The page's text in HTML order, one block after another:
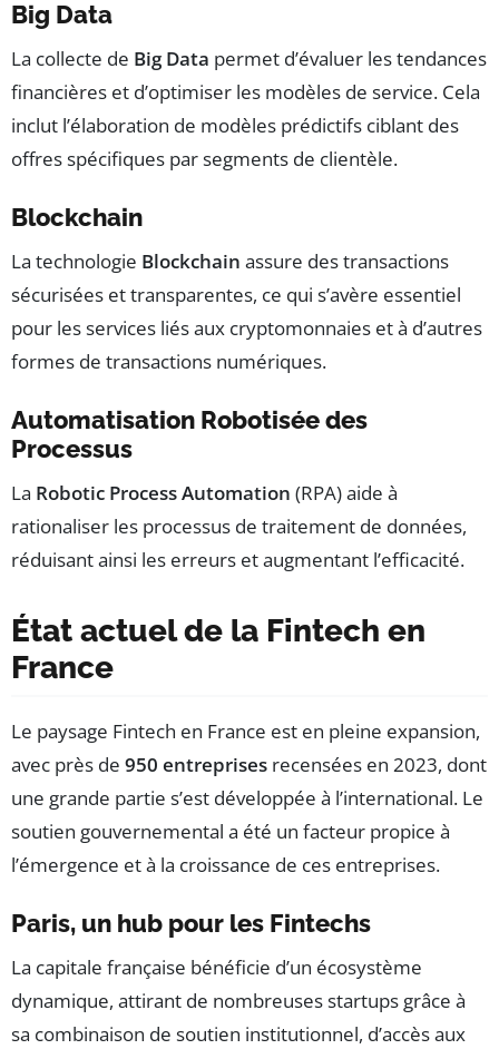
Big Data
La collecte de Big Data permet d’évaluer les tendances
financières et d’optimiser les modèles de service. Cela
inclut l’élaboration de modèles prédictifs ciblant des
offres spécifiques par segments de clientèle.
Blockchain
La technologie Blockchain assure des transactions
sécurisées et transparentes, ce qui s’avère essentiel
pour les services liés aux cryptomonnaies et à d’autres
formes de transactions numériques.
Automatisation Robotisée des
Processus
La Robotic Process Automation (RPA) aide à
rationaliser les processus de traitement de données,
réduisant ainsi les erreurs et augmentant l’efficacité.
État actuel de la Fintech en
France
Le paysage Fintech en France est en pleine expansion,
avec près de 950 entreprises recensées en 2023, dont
une grande partie s’est développée à l’international. Le
soutien gouvernemental a été un facteur propice à
l’émergence et à la croissance de ces entreprises.
Paris, un hub pour les Fintechs
La capitale française bénéficie d’un écosystème
dynamique, attirant de nombreuses startups grâce à
sa combinaison de soutien institutionnel, d’accès aux